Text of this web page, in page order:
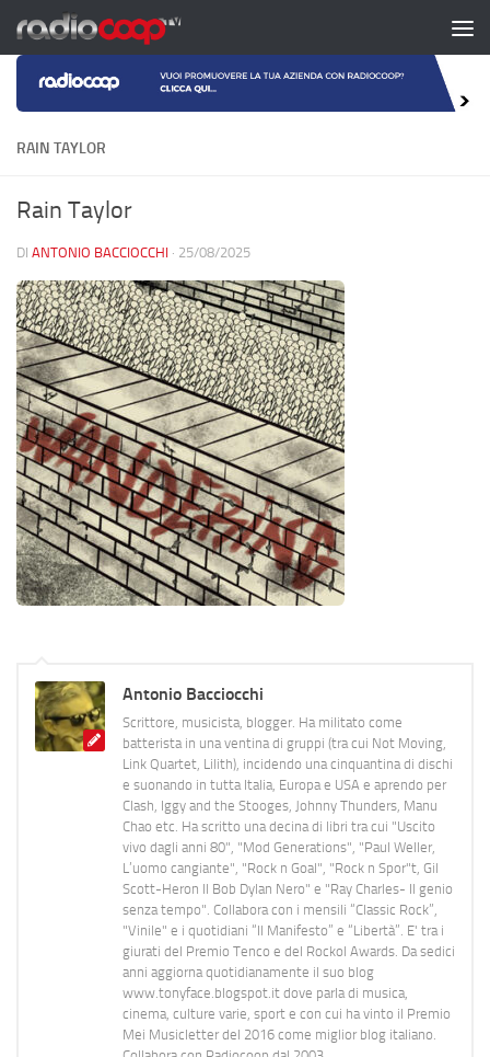
Salta al contenuto
RAIN TAYLOR
Rain Taylor
DI ANTONIO BACCIOCCHI · 25/08/2025
Antonio Bacciocchi
Scrittore, musicista, blogger. Ha militato come
batterista in una ventina di gruppi (tra cui Not Moving,
Link Quartet, Lilith), incidendo una cinquantina di dischi
e suonando in tutta Italia, Europa e USA e aprendo per
Clash, Iggy and the Stooges, Johnny Thunders, Manu
Chao etc. Ha scritto una decina di libri tra cui "Uscito
vivo dagli anni 80", "Mod Generations", "Paul Weller,
L’uomo cangiante", "Rock n Goal", "Rock n Spor"t, Gil
Scott-Heron Il Bob Dylan Nero" e "Ray Charles- Il genio
senza tempo". Collabora con i mensili “Classic Rock”,
"Vinile" e i quotidiani “Il Manifesto” e “Libertà”. E' tra i
giurati del Premio Tenco e del Rockol Awards. Da sedici
anni aggiorna quotidianamente il suo blog
www.tonyface.blogspot.it dove parla di musica,
cinema, culture varie, sport e con cui ha vinto il Premio
Mei Musicletter del 2016 come miglior blog italiano.